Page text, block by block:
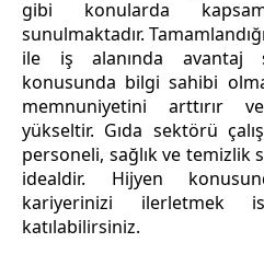
gibi konularda
sunulmaktadır.
ile iş alanında avantaj
konusunda bilgi sahibi
memnuniyetini arttırır
yükseltir. Gıda sektörü
personeli, sağlık ve temizlik
idealdir. Hijyen
kariyerinizi ilerletmek
katılabilirsiniz.